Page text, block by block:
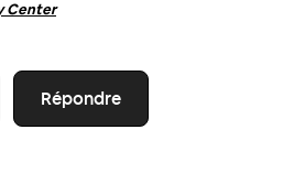
Center
Répondre